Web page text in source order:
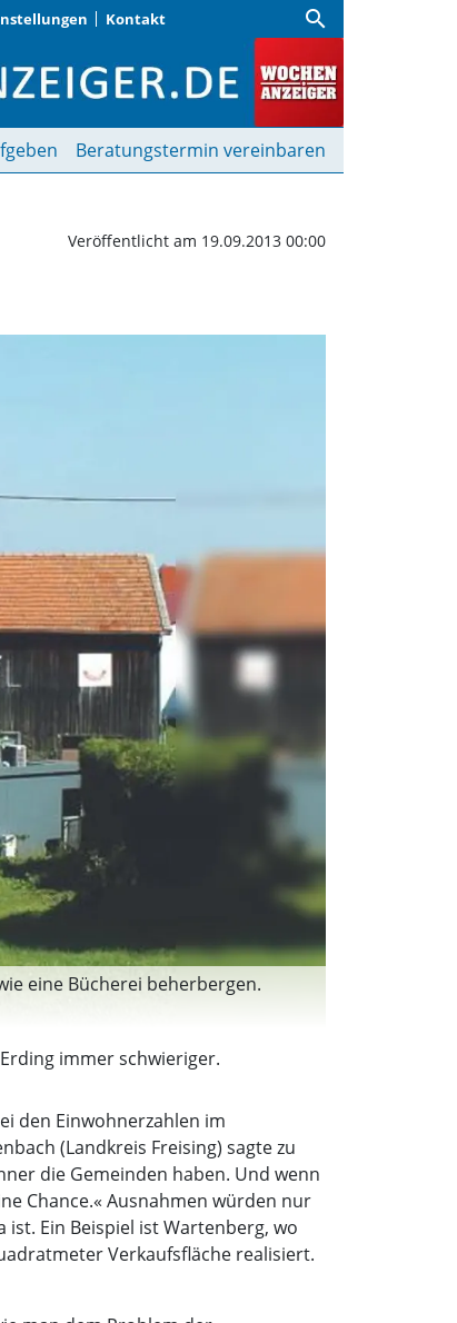
Kontakt search
planen Dorfläden
Beratungstermin vereinbaren
Veröffentlicht am 19.09.2013 00:00
eine Bücherei beherbergen.
immer schwieriger.
den Einwohnerzahlen im
(Landkreis Freising) sagte zu
die Gemeinden haben. Und wenn
Chance.« Ausnahmen würden nur
Ein Beispiel ist Wartenberg, wo
Verkaufsfläche realisiert.